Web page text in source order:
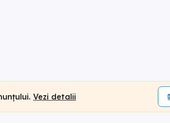
Vezi detalii